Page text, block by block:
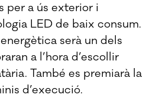
per a ús exterior i
LED de baix consum.
serà un dels
a l’hora d’escollir
També es premiarà la
d’execució.